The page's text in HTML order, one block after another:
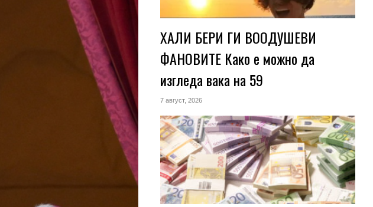
ХАЛИ БЕРИ ГИ ВООДУШЕВИ
ФАНОВИТЕ Како е можно да
изгледа вака на 59
7 август, 2026